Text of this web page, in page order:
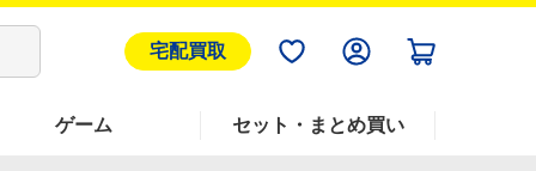
宅配買取
ゲーム セット・まとめ買い